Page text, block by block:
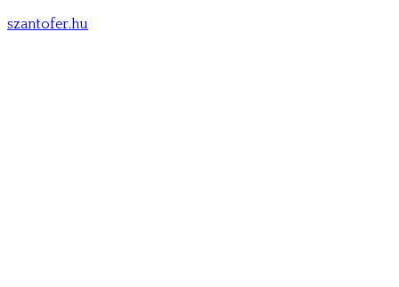
szantofer.hu